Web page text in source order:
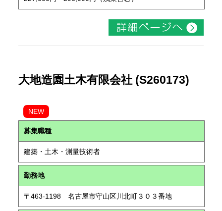
大地造園土木有限会社 (S260173)
NEW
募集職種
建築・土木・測量技術者
勤務地
〒463-1198 名古屋市守山区川北町３０３番地